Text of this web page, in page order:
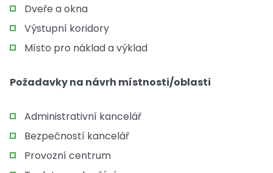
Dveře a okna
Výstupní koridory
Místo pro náklad a výklad
Požadavky na návrh místnosti/oblasti
Administrativní kancelář
Bezpečností kancelář
Provozní centrum